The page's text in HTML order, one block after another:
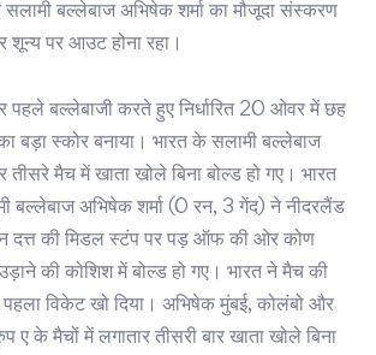
सलामी बल्लेबाज अभिषेक शर्मा का मौजूदा संस्करण
शून्य पर आउट होना रहा।
पहले बल्लेबाजी करते हुए निर्धारित 20 ओवर में छह
बड़ा स्कोर बनाया। भारत के सलामी बल्लेबाज
तीसरे मैच में खाता खोले बिना बोल्ड हो गए। भारत
बल्लेबाज अभिषेक शर्मा (0 रन, 3 गेंद) ने नीदरलैंड
दत्त की मिडल स्टंप पर पड़ ऑफ की ओर कोण
की कोशिश में बोल्ड हो गए। भारत ने मैच की
पहला विकेट खो दिया। अभिषेक मुंबई, कोलंबो और
ए के मैचों में लगातार तीसरी बार खाता खोले बिना